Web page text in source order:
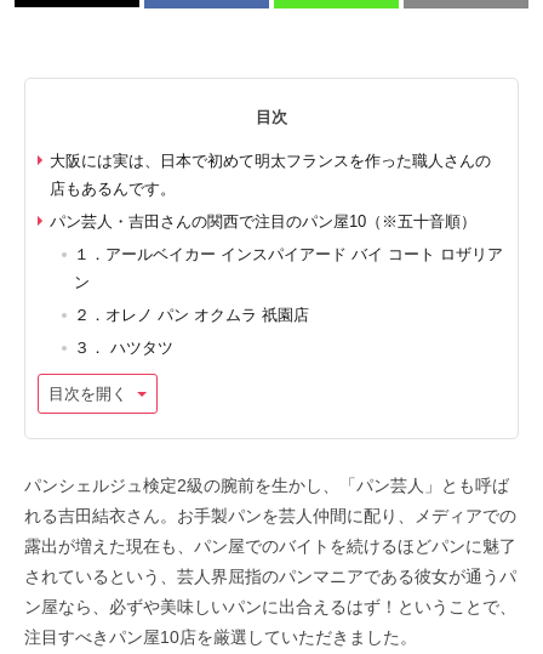
目次
大阪には実は、日本で初めて明太フランスを作った職人さんの
店もあるんです。
パン芸人・吉田さんの関西で注目のパン屋10（※五十音順）
１．アールベイカー インスパイアード バイ コート ロザリア
ン
２．オレノ パン オクムラ 祇園店
３． ハツタツ
目次を開く
パンシェルジュ検定2級の腕前を生かし、「パン芸人」とも呼ば
れる吉田結衣さん。お手製パンを芸人仲間に配り、メディアでの
露出が増えた現在も、パン屋でのバイトを続けるほどパンに魅了
されているという、芸人界屈指のパンマニアである彼女が通うパ
ン屋なら、必ずや美味しいパンに出合えるはず！ということで、
注目すべきパン屋10店を厳選していただきました。